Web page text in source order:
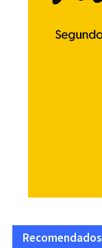
Recomendados